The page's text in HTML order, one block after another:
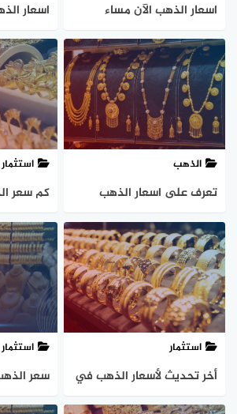
اسعار الذهب الآن مساء
الخميس 27 يونيو
اسعار
بعد
يومين
الذهب
تعرف على اسعار الذهب
اليوم السبت 1 يونيو في
محلات الصاغة
استثمار
ارتفاع
نهاية
استثمار
أخر تحديث لأسعار الذهب في
مصر.. بكم عيار 21 اليوم
استثمار
إبريل 2024 .. استقرار مؤقت